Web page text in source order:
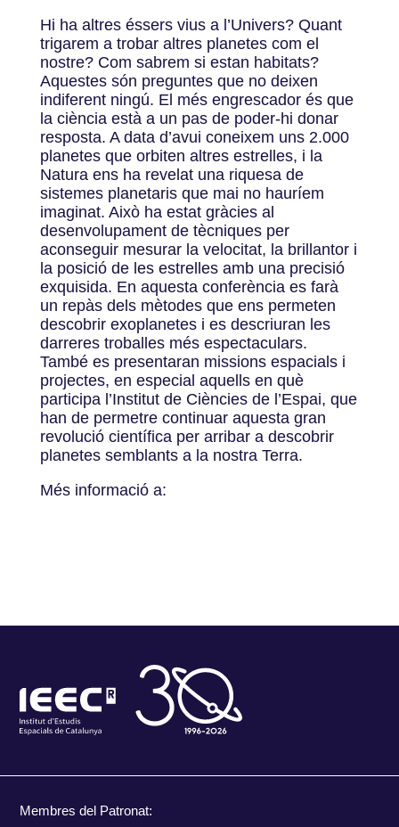
Hi ha altres éssers vius a l’Univers? Quant
trigarem a trobar altres planetes com el
nostre? Com sabrem si estan habitats?
Aquestes són preguntes que no deixen
indiferent ningú. El més engrescador és que
la ciència està a un pas de poder-hi donar
resposta. A data d’avui coneixem uns 2.000
planetes que orbiten altres estrelles, i la
Natura ens ha revelat una riquesa de
sistemes planetaris que mai no hauríem
imaginat. Això ha estat gràcies al
desenvolupament de tècniques per
aconseguir mesurar la velocitat, la brillantor i
la posició de les estrelles amb una precisió
exquisida. En aquesta conferència es farà
un repàs dels mètodes que ens permeten
descobrir exoplanetes i es descriuran les
darreres troballes més espectaculars.
També es presentaran missions espacials i
projectes, en especial aquells en què
participa l’Institut de Ciències de l’Espai, que
han de permetre continuar aquesta gran
revolució científica per arribar a descobrir
planetes semblants a la nostra Terra.
Més informació a:
Membres del Patronat: